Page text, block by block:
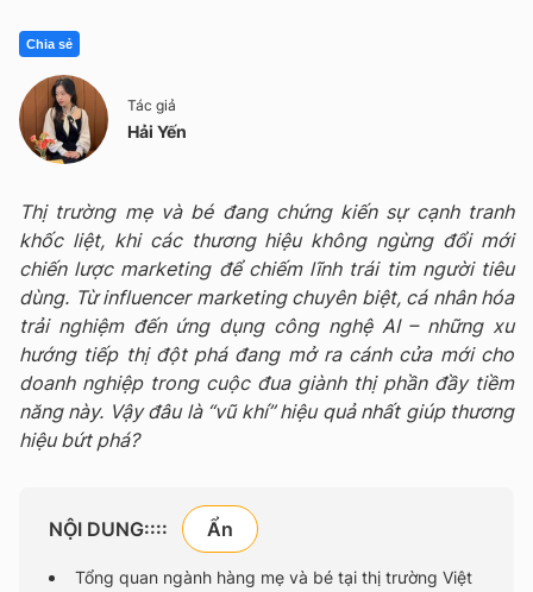
Chia sẻ
Tác giả
Hải Yến
Thị trường mẹ và bé đang chứng kiến sự cạnh tranh
khốc liệt, khi các thương hiệu không ngừng đổi mới
chiến lược marketing để chiếm lĩnh trái tim người tiêu
dùng. Từ influencer marketing chuyên biệt, cá nhân hóa
trải nghiệm đến ứng dụng công nghệ AI – những xu
hướng tiếp thị đột phá đang mở ra cánh cửa mới cho
doanh nghiệp trong cuộc đua giành thị phần đầy tiềm
năng này. Vậy đâu là “vũ khí” hiệu quả nhất giúp thương
hiệu bứt phá?
NỘI DUNG::::
Tổng quan ngành hàng mẹ và bé tại thị trường Việt